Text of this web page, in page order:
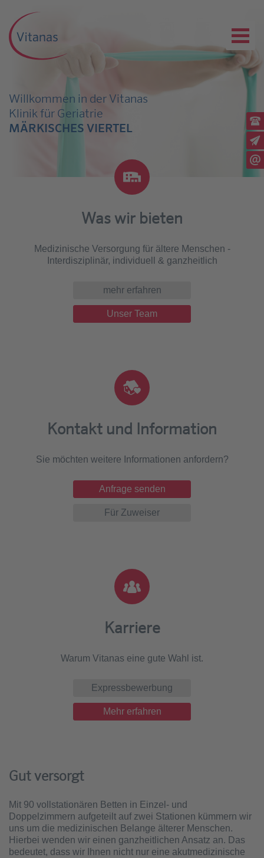
Willkommen in der Vitanas
Klinik für Geriatrie
MÄRKISCHES VIERTEL
Was wir bieten
Medizinische Versorgung für ältere Menschen -
Interdisziplinär, individuell & ganzheitlich
mehr erfahren
Unser Team
Kontakt und Information
Sie möchten weitere Informationen anfordern?
Anfrage senden
Für Zuweiser
Karriere
Warum Vitanas eine gute Wahl ist.
Expressbewerbung
Mehr erfahren
Gut versorgt
Mit 90 vollstationären Betten in Einzel- und
Doppelzimmern aufgeteilt auf zwei Stationen kümmern wir
uns um die medizinischen Belange älterer Menschen.
Hierbei wenden wir einen ganzheitlichen Ansatz an. Das
bedeutet, dass wir Ihnen nicht nur eine akutmedizinische